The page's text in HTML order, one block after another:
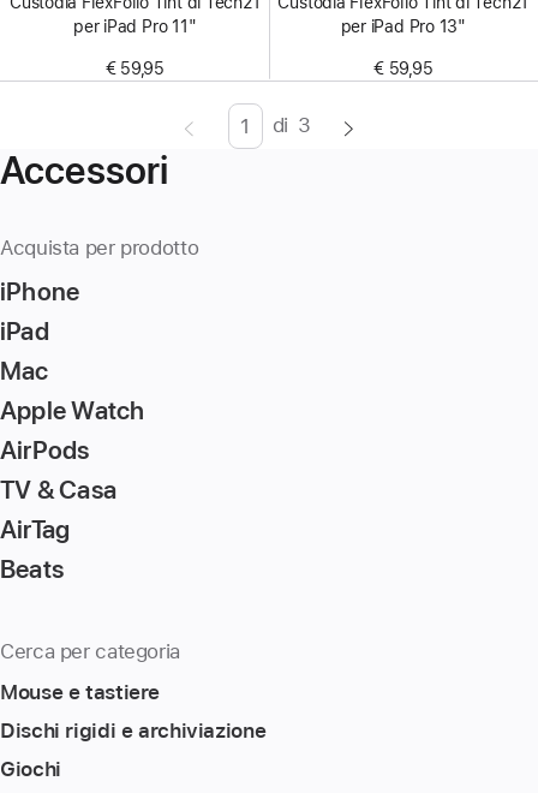
per iPad Pro 11"
€ 59,95
per iPad Pro 13"
€ 59,95
Pagina
Enter
di 3
Accessori
Acquista per prodotto
iPhone
iPad
Mac
Apple Watch
AirPods
TV & Casa
AirTag
Beats
Cerca per categoria
Mouse e tastiere
Dischi rigidi e archiviazione
Giochi